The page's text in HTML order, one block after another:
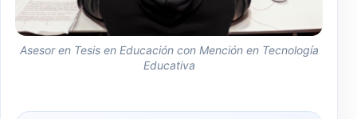
Asesor en Tesis en Educación con Mención en Tecnología
Educativa